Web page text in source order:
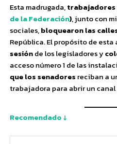
Esta madrugada,trabajadores
de la Federación), junto con
sociales,bloquearon las
República. El propósito de
sesiónde los legisladores y
acceso número 1 de las
que los senadores reciban a
trabajadora para abrir un
Recomendado ↓